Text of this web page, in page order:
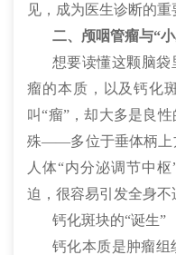
见，成为医生诊断的重
二、颅咽管瘤与“
想要读懂这颗脑袋
瘤的本质，以及钙化
叫“瘤”，却大多是良
殊——多位于垂体柄上
人体“内分泌调节中
迫，很容易引发全身不
钙化斑块的“诞生”
钙化本质是肿瘤组